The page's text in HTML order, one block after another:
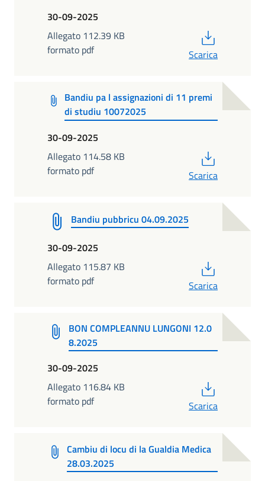
30-09-2025
Allegato 112.39 KB
formato pdf
Scarica
Bandiu pa l assignazioni di 11 premi
di studiu 10072025
30-09-2025
Allegato 114.58 KB
formato pdf
Scarica
Bandiu pubbricu 04.09.2025
30-09-2025
Allegato 115.87 KB
formato pdf
Scarica
BON COMPLEANNU LUNGONI 12.0
8.2025
30-09-2025
Allegato 116.84 KB
formato pdf
Scarica
Cambiu di locu di la Gualdia Medica
28.03.2025